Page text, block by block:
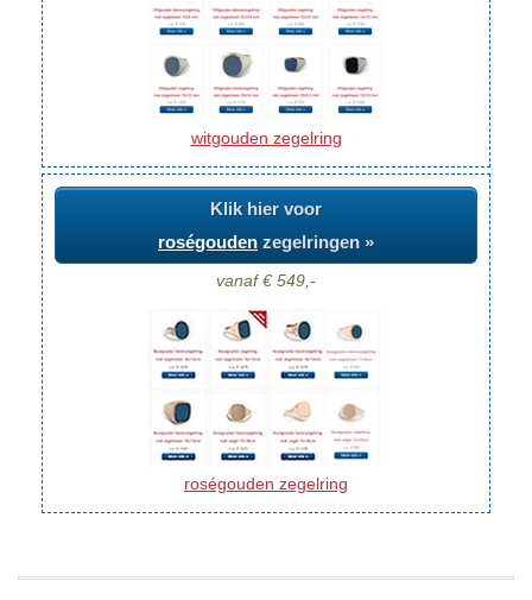
witgouden zegelring
Klik hier voor
roségouden zegelringen »
vanaf € 549,-
roségouden zegelring